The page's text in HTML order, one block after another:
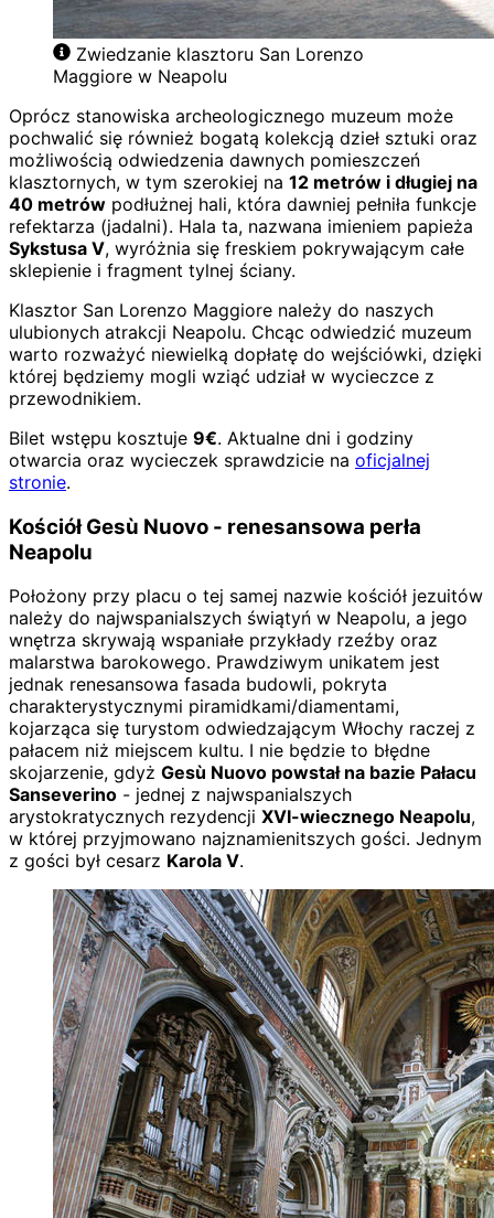
Zwiedzanie klasztoru San Lorenzo
Maggiore w Neapolu
Oprócz stanowiska archeologicznego muzeum może
pochwalić się również bogatą kolekcją dzieł sztuki oraz
możliwością odwiedzenia dawnych pomieszczeń
klasztornych, w tym szerokiej na 12 metrów i długiej na
40 metrów podłużnej hali, która dawniej pełniła funkcje
refektarza (jadalni). Hala ta, nazwana imieniem papieża
Sykstusa V, wyróżnia się freskiem pokrywającym całe
sklepienie i fragment tylnej ściany.
Klasztor San Lorenzo Maggiore należy do naszych
ulubionych atrakcji Neapolu. Chcąc odwiedzić muzeum
warto rozważyć niewielką dopłatę do wejściówki, dzięki
której będziemy mogli wziąć udział w wycieczce z
przewodnikiem.
Bilet wstępu kosztuje 9€. Aktualne dni i godziny
otwarcia oraz wycieczek sprawdzicie na oficjalnej
stronie.
Kościół Gesù Nuovo - renesansowa perła
Neapolu
Położony przy placu o tej samej nazwie kościół jezuitów
należy do najwspanialszych świątyń w Neapolu, a jego
wnętrza skrywają wspaniałe przykłady rzeźby oraz
malarstwa barokowego. Prawdziwym unikatem jest
jednak renesansowa fasada budowli, pokryta
charakterystycznymi piramidkami/diamentami,
kojarząca się turystom odwiedzającym Włochy raczej z
pałacem niż miejscem kultu. I nie będzie to błędne
skojarzenie, gdyż Gesù Nuovo powstał na bazie Pałacu
Sanseverino - jednej z najwspanialszych
arystokratycznych rezydencji XVI-wiecznego Neapolu,
w której przyjmowano najznamienitszych gości. Jednym
z gości był cesarz Karola V.